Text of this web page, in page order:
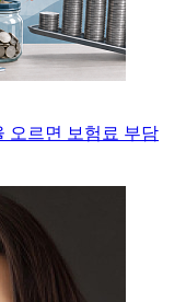
오르면 보험료 부담